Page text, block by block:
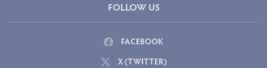
FOLLOW US
FACEBOOK
X (TWITTER)